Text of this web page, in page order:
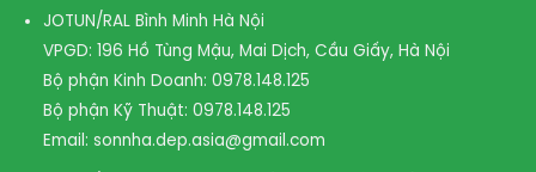
JOTUN/RAL Bình Minh Hà Nội
VPGD: 196 Hồ Tùng Mậu, Mai Dịch, Cầu Giấy, Hà Nội
Bộ phận Kinh Doanh: 0978.148.125
Bộ phận Kỹ Thuật: 0978.148.125
Email: sonnha.dep.asia@gmail.com